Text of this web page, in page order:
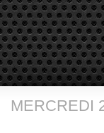
MERCREDI